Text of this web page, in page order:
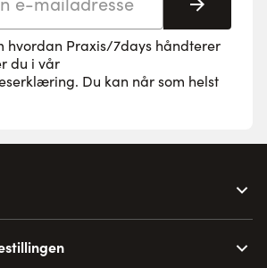
hvordan Praxis/7days håndterer
du i vår
. Du kan når som helst